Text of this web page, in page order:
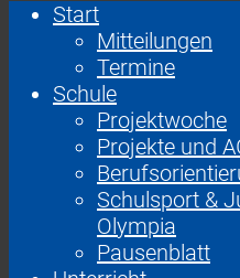
Start
Mitteilungen
Termine
Schule
Projektwoche
Projekte und
Schulsport &
Olympia
Pausenblatt